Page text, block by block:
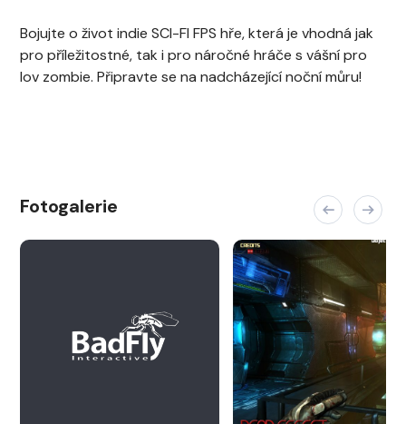
Bojujte o život indie SCI-FI FPS hře, která je vhodná jak
pro příležitostné, tak i pro náročné hráče s vášní pro
lov zombie. Připravte se na nadcházející noční můru!
Fotogalerie